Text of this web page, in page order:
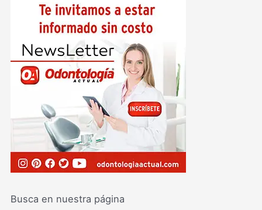
Busca en nuestra página